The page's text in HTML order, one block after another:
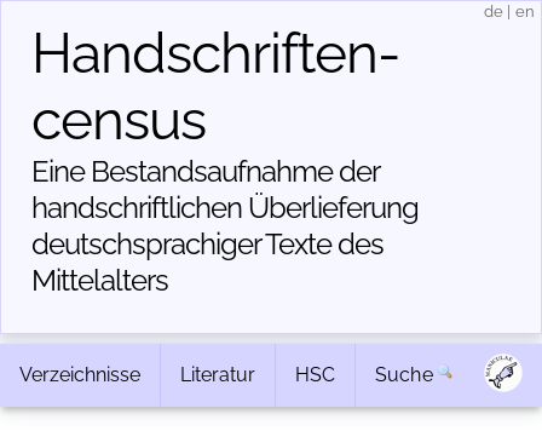
Handschriften­
census
Eine Bestandsaufnahme der
handschriftlichen Über­lieferung
deutschsprachiger Texte des
Mittelalters
de en
Verzeichnisse Literatur HSC Suche